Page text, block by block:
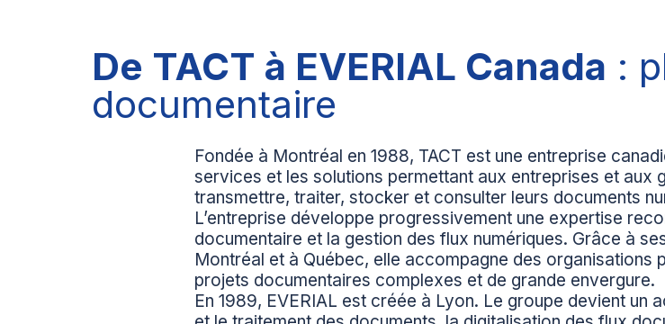
De TACT à EVERIAL Canada :
documentaire
Fondée à Montréal en 1988, TACT est une entreprise
services et les solutions permettant aux entreprises et aux
transmettre, traiter, stocker et consulter leurs documents
L’entreprise développe progressivement une expertise
documentaire et la gestion des flux numériques. Grâce à
Montréal et à Québec, elle accompagne des organisations
projets documentaires complexes et de grande envergure.
En 1989, EVERIAL est créée à Lyon. Le groupe devient un